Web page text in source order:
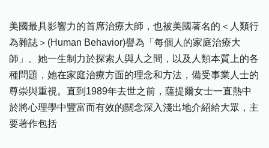
美國最具影響力的首席治療大師，也被美國著名的＜人類行
為雜誌＞(Human Behavior)譽為「每個人的家庭治療大
師」。她一生制力於探索人與人之間，以及人類本質上的各
種問題，她在家庭治療方面的理念和方法，備受事業人士的
尊崇與重視。直到1989年去世之前，薩提爾女士一直熱中
於將心理學中豐富而有效的關念深入淺出地介紹給大眾，主
要著作包括